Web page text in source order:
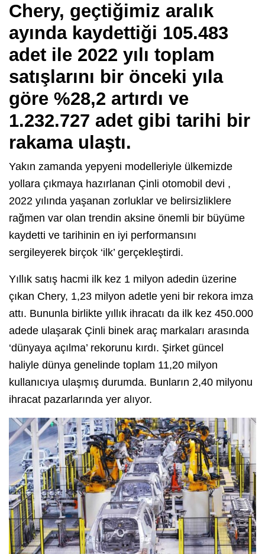
Chery, geçtiğimiz aralık
ayında kaydettiği 105.483
adet ile 2022 yılı toplam
satışlarını bir önceki yıla
göre %28,2 artırdı ve
1.232.727 adet gibi tarihi bir
rakama ulaştı.
Yakın zamanda yepyeni modelleriyle ülkemizde
yollara çıkmaya hazırlanan Çinli otomobil devi ,
2022 yılında yaşanan zorluklar ve belirsizliklere
rağmen var olan trendin aksine önemli bir büyüme
kaydetti ve tarihinin en iyi performansını
sergileyerek birçok ‘ilk’ gerçekleştirdi.
Yıllık satış hacmi ilk kez 1 milyon adedin üzerine
çıkan Chery, 1,23 milyon adetle yeni bir rekora imza
attı. Bununla birlikte yıllık ihracatı da ilk kez 450.000
adede ulaşarak Çinli binek araç markaları arasında
‘dünyaya açılma’ rekorunu kırdı. Şirket güncel
haliyle dünya genelinde toplam 11,20 milyon
kullanıcıya ulaşmış durumda. Bunların 2,40 milyonu
ihracat pazarlarında yer alıyor.